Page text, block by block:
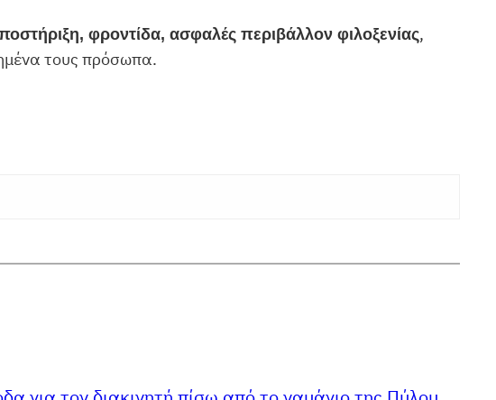
φροντίδα, ασφαλές περιβάλλον φιλοξενίας,
τους πρόσωπα.